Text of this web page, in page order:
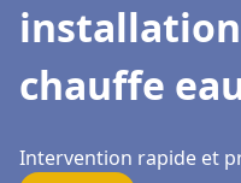
chauffe
Intervention rapide et